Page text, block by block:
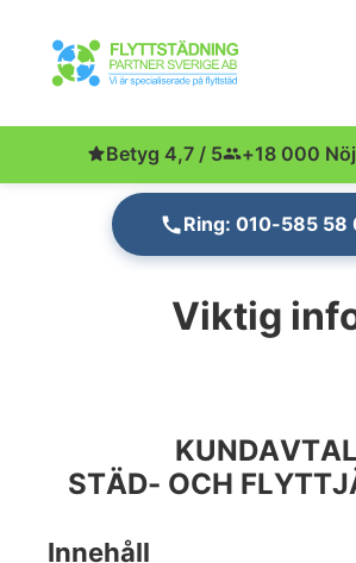
Betyg 4,7 / 5 +18 000
Ring: 010-585 58
Viktig
KUNDAVTAL
STÄD- OCH
Innehåll